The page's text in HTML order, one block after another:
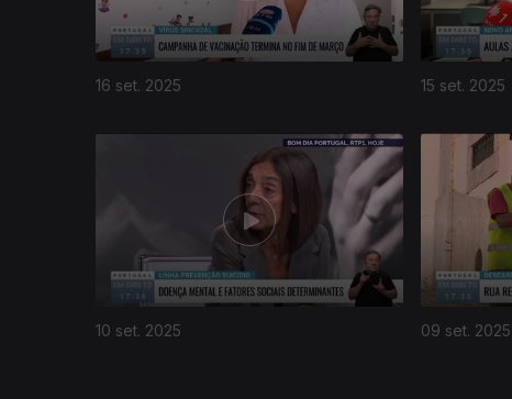
16 set. 2025 15 set. 2025
10 set. 2025 09 set. 2025